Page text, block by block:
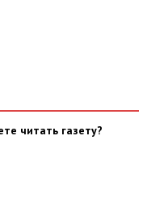
читать газету?